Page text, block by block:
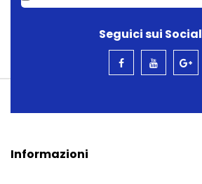
Seguici sui Social
Informazioni